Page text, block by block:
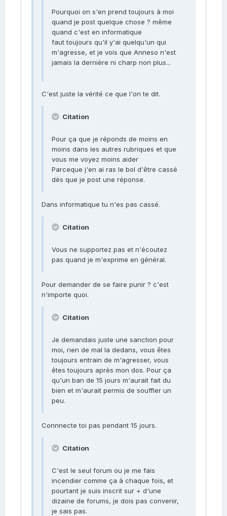
Pourquoi on s'en prend toujours à moi
quand je post quelque chose ? même
quand c'est en informatique
faut toujours qu'il y'ai quelqu'un qui
m'agresse, et je vois que Anneso n'est
jamais la dernière ni charp non plus...
C'est juste la vérité ce que l'on te dit.
Citation
Pour ça que je réponds de moins en
moins dans les autres rubriques et que
vous me voyez moins aider
Parceque j'en ai ras le bol d'être cassé
dès que je post une réponse.
Dans informatique tu n'es pas cassé.
Citation
Vous ne supportez pas et n'écoutez
pas quand je m'exprime en général.
Pour demander de se faire punir ? c'est
n'importe quoi.
Citation
Je demandais juste une sanction pour
moi, rien de mal la dedans, vous êtes
toujours entrain de m'agresser, vous
êtes toujours après mon dos. Pour ça
qu'un ban de 15 jours m'aurait fait du
bien et m'aurait permis de souffler un
peu.
Connnecte toi pas pendant 15 jours.
Citation
C'est le seul forum ou je me fais
incendier comme ça à chaque fois, et
pourtant je suis inscrit sur + d'une
dizaine de forums, je dois pas convenir,
je sais pas.